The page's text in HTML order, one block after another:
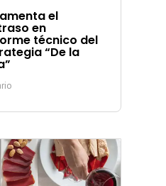
el
en
técnico del
“De la